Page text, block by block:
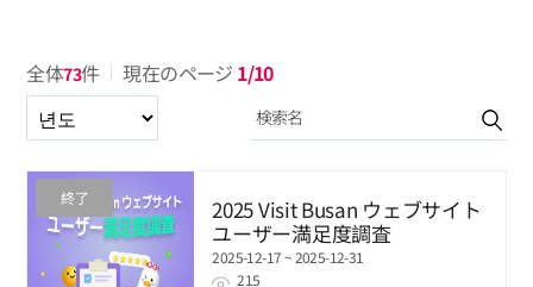
全体73件 現在のページ 1/10
년도
終了
2025 Visit Busan ウェブサイト
ユーザー満足度調査
2025-12-17 ~ 2025-12-31
215